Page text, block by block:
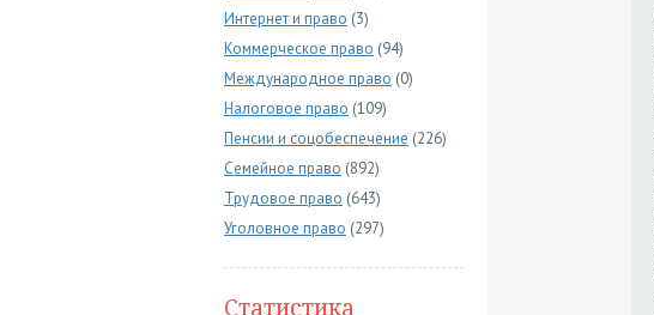
Интернет и право (3)
Коммерческое право (94)
Международное право (0)
Налоговое право (109)
Пенсии и соцобеспечение (226)
Семейное право (892)
Трудовое право (643)
Уголовное право (297)
Статистика